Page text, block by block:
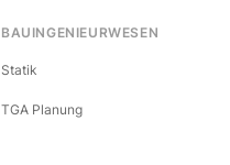
BAUINGENIEURWESEN
Statik
TGA Planung